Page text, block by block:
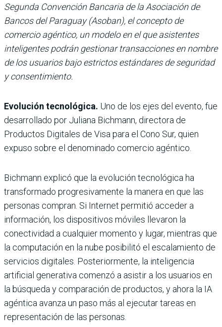
Segunda Convención Bancaria de la Asociación de
Bancos del Paraguay (Asoban), el concepto de
comercio agéntico, un modelo en el que asistentes
inteligentes podrán gestionar transacciones en nombre
de los usuarios bajo estrictos estándares de seguridad
y consentimiento.
Evolución tecnológica. Uno de los ejes del evento, fue
desarrollado por Juliana Bichmann, directora de
Productos Digitales de Visa para el Cono Sur, quien
expuso sobre el denominado comercio agéntico.
Bichmann explicó que la evolución tecnológica ha
transformado progresivamente la manera en que las
personas compran. Si Internet permitió acceder a
información, los dispositivos móviles llevaron la
conectividad a cualquier momento y lugar, mientras que
la computación en la nube posibilitó el escalamiento de
servicios digitales. Posteriormente, la inteligencia
artificial generativa comenzó a asistir a los usuarios en
la búsqueda y comparación de productos, y ahora la IA
agéntica avanza un paso más al ejecutar tareas en
representación de las personas.